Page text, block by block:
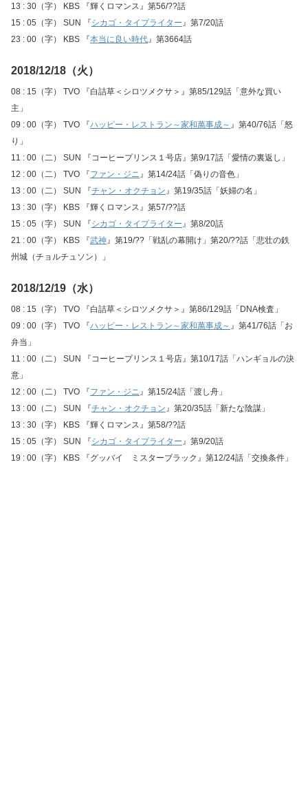
13 : 30（字） KBS 『輝くロマンス』第56/??話
15 : 05（字） SUN 『シカゴ・タイプライター 』第7/20話
23 : 00（字） KBS 『本当に良い時代 』第3664話
2018/12/18（火）
08 : 15（字） TVO 『白詰草＜シロツメクサ＞』第85/129話「意外な買い
主」
09 : 00（字） TVO 『ハッピー・レストラン～家和萬事成～ 』第40/76話「怒
り」
11 : 00（二） SUN 『コーヒープリンス１号店』第9/17話「愛情の裏返し」
12 : 00（二） TVO 『ファン・ジニ 』第14/24話「偽りの音色」
13 : 00（二） SUN 『チャン・オクチョン 』第19/35話「妖婦の名」
13 : 30（字） KBS 『輝くロマンス』第57/??話
15 : 05（字） SUN 『シカゴ・タイプライター 』第8/20話
21 : 00（字） KBS 『武神 』第19/??「戦乱の幕開け」第20/??話「悲壮の鉄
州城（チョルチュソン）」
2018/12/19（水）
08 : 15（字） TVO 『白詰草＜シロツメクサ＞』第86/129話「DNA検査」
09 : 00（字） TVO 『ハッピー・レストラン～家和萬事成～ 』第41/76話「お
弁当」
11 : 00（二） SUN 『コーヒープリンス１号店』第10/17話「ハンギョルの決
意」
12 : 00（二） TVO 『ファン・ジニ 』第15/24話「渡し舟」
13 : 00（二） SUN 『チャン・オクチョン 』第20/35話「新たな陰謀」
13 : 30（字） KBS 『輝くロマンス』第58/??話
15 : 05（字） SUN 『シカゴ・タイプライター 』第9/20話
19 : 00（字） KBS 『グッバイ ミスターブラック』第12/24話「交換条件」